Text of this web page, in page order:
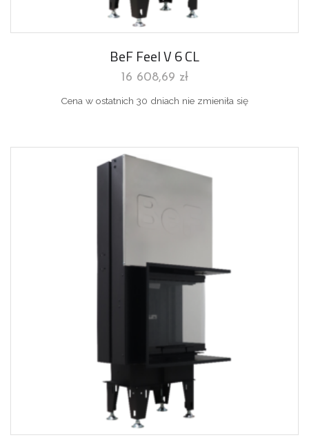
BeF Feel V 6 CL
16 608,69 zł
Cena w ostatnich 30 dniach nie zmieniła się